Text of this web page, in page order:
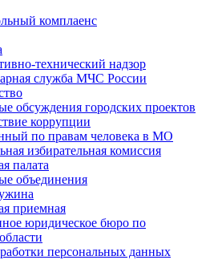
комплаенс
технический надзор
служба МЧС России
обсуждения городских проектов
коррупции
по правам человека в МО
избирательная комиссия
палата
объединения
приемная
юридическое бюро по
персональных данных